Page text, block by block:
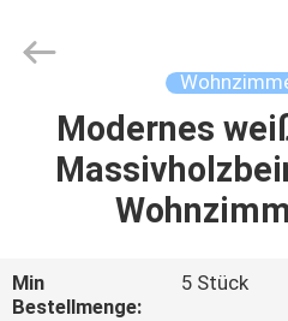
STARTSEITE
PRODUKTE
VIDEOS
Ltd..
Modernes
Min
Bestellmenge:
5 Stück